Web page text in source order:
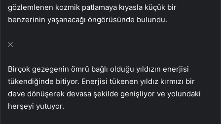
gözlemlenen kozmik patlamaya kıyasla küçük bir
benzerinin yaşanacağı öngörüsünde bulundu.
Birçok gezegenin ömrü bağlı olduğu yıldızın enerjisi
tükendiğinde bitiyor. Enerjisi tükenen yıldız kırmızı bir
deve dönüşerek devasa şekilde genişliyor ve yolundaki
herşeyi yutuyor.